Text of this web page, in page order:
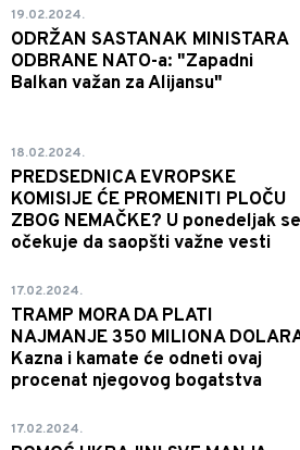
19.02.2024.
ODRŽAN SASTANAK MINISTARA
ODBRANE NATO-a: "Zapadni
Balkan važan za Alijansu"
18.02.2024.
PREDSEDNICA EVROPSKE
KOMISIJE ĆE PROMENITI PLOČU
ZBOG NEMAČKE? U ponedeljak se
očekuje da saopšti važne vesti
17.02.2024.
TRAMP MORA DA PLATI
NAJMANJE 350 MILIONA
Kazna i kamate će odneti ovaj
procenat njegovog bogatstva
17.02.2024.